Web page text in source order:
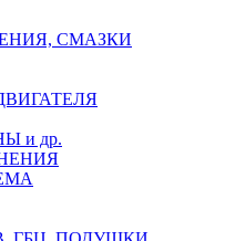
СМАЗКИ
и др.